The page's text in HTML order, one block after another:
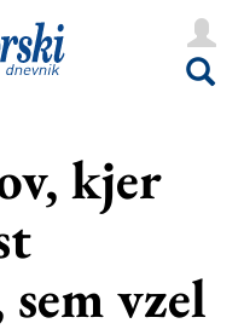
kjer
vzel